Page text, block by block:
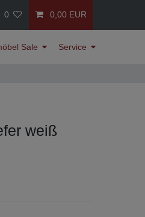
0 0,00 EUR
Sale Service
weiß